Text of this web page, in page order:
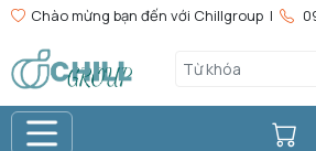
Chào mừng bạn đến với Chillgroup |